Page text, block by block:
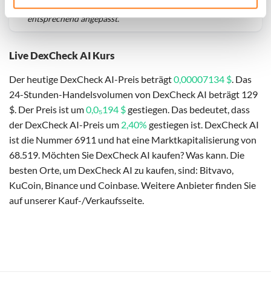
Live DexCheck AI Kurs
Der heutige DexCheck AI-Preis beträgt0,00007134 $. Das
24-Stunden-Handelsvolumen von DexCheck AI beträgt 129
$. Der Preis ist um0,0₅194 $gestiegen. Das bedeutet, dass
der DexCheck AI-Preis um 2,40% gestiegen ist. DexCheck AI
ist die Nummer 6911 und hat eine Marktkapitalisierung von
68.519. Möchten Sie DexCheck AI kaufen? Was kann. Die
besten Orte, um DexCheck AI zu kaufen, sind: Bitvavo,
KuCoin, Binance und Coinbase. Weitere Anbieter finden Sie
auf unserer Kauf-/Verkaufsseite.
2023, das hypothetische erste Investitionsdatum wurde
entsprechend angepasst.